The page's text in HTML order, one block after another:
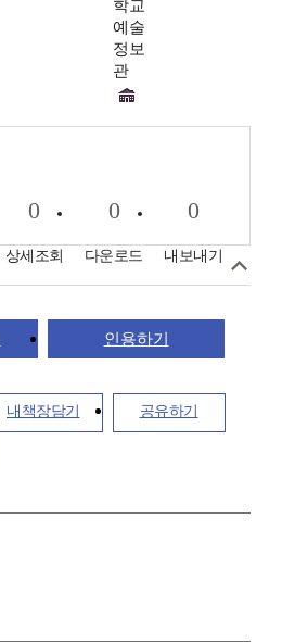
학교
예술
정보
관
0
상세조회
0
다운로드
0
내보내기
인용하기
내책장담기 공유하기